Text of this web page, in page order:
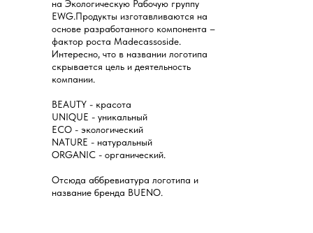
на Экологическую Рабочую группу
EWG.Продукты изготавливаются на
основе разработанного компонента –
фактор роста Madecassoside.
Интересно, что в названии логотипа
скрывается цель и деятельность
компании.
BEAUTY - красота
UNIQUE - уникальный
ECO - экологический
NATURE - натуральный
ORGANIC - органический.
​Отсюда аббревиатура логотипа и
название бренда BUENO.